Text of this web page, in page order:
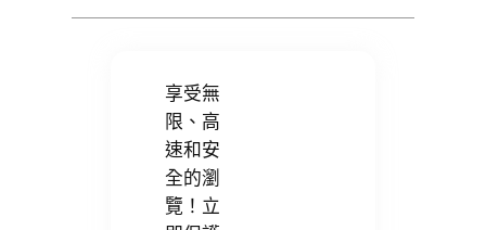
享受無
限、高
速和安
全的瀏
覽！立